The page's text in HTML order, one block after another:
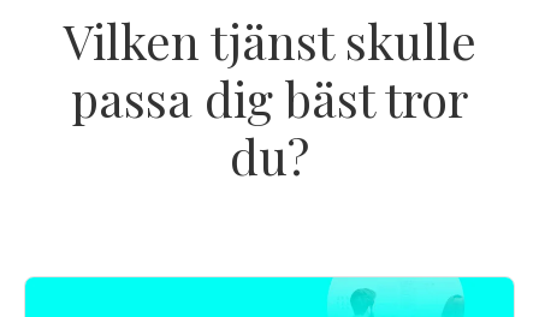
Vilken tjänst skulle
passa dig bäst tror
du?